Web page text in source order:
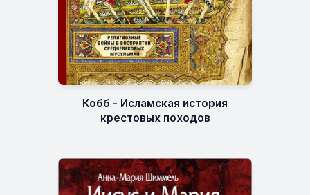
Кобб - Исламская история
крестовых походов